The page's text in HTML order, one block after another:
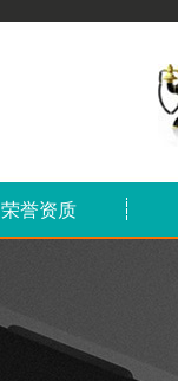
荣誉资质